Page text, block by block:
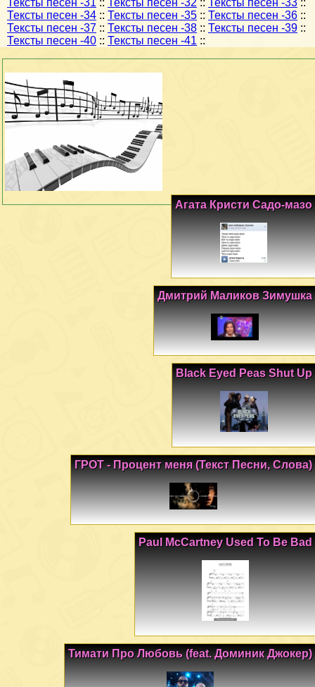
Тексты песен -31 :: Тексты песен -32 :: Тексты песен -33 ::
Тексты песен -34 :: Тексты песен -35 :: Тексты песен -36 ::
Тексты песен -37 :: Тексты песен -38 :: Тексты песен -39 ::
Тексты песен -40 :: Тексты песен -41 ::
Агата Кристи Садо-мазо
Дмитрий Маликов Зимушка
Black Eyed Peas Shut Up
ГРОТ - Процент меня (Текст Песни, Слова)
Paul McCartney Used To Be Bad
Тимати Про Любовь (feat. Доминик Джокер)